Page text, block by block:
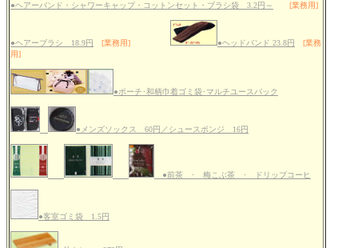
●ヘアーバンド・シャワーキャップ・コットンセット・ブラシ袋 3.2円～ [業務用]
●ヘアーブラシ 18.9円 [業務用] ●ヘッドバンド 23.8円
[業務
用]
●ポーチ･和柄巾着ゴミ袋･マルチユースバック
●メンズソックス 60円／シュースポンジ 16円
●前茶 ･ 梅こぶ茶 ･ ドリップコーヒ
●客室ゴミ袋 1.5円